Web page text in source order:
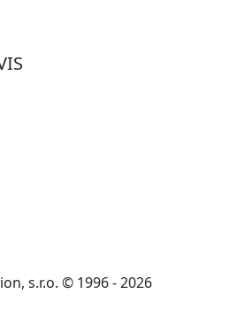
s.r.o. © 1996 - 2026